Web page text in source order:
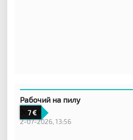
7
Рабочий на пилу
Эстония
2-07-2026, 13:56